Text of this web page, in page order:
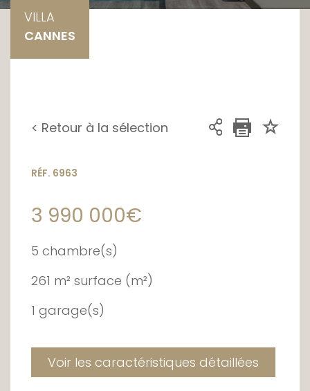
VILLA
CANNES
< Retour à la sélection
RÉF. 6963
3 990 000€
5 chambre(s)
261 m² surface (m²)
1 garage(s)
Voir les caractéristiques détaillées